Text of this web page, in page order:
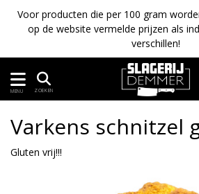
Voor producten die per 100 gram
op de website vermelde prijzen als
verschillen!
MENU ZOEKEN
Varkens schnitzel
Gluten vrij!!!